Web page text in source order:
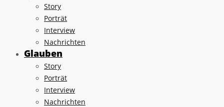
Story
Porträt
Interview
Nachrichten
Glauben
Story
Porträt
Interview
Nachrichten